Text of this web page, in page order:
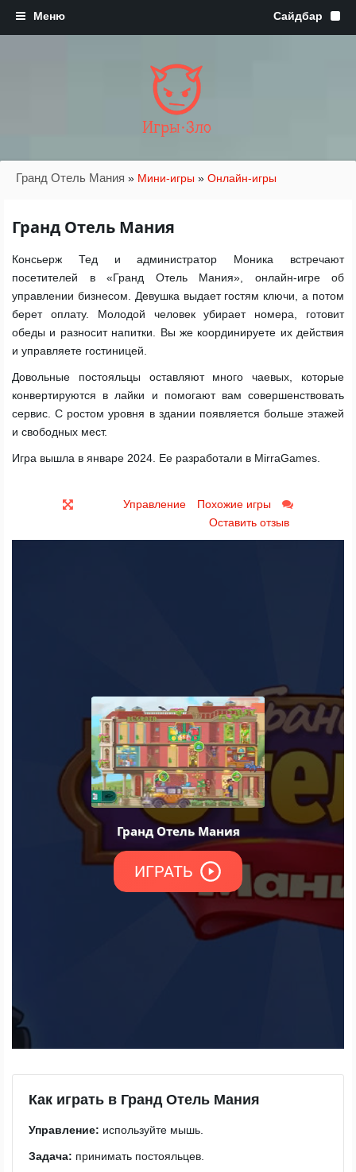
Игры·Зло
Гранд Отель Мания » Мини-игры » Онлайн-игры
Гранд Отель Мания
Консьерж Тед и администратор Моника встречают
посетителей в «Гранд Отель Мания», онлайн-игре об
управлении бизнесом. Девушка выдает гостям ключи, а потом
берет оплату. Молодой человек убирает номера, готовит
обеды и разносит напитки. Вы же координируете их действия
и управляете гостиницей.
Довольные постояльцы оставляют много чаевых, которые
конвертируются в лайки и помогают вам совершенствовать
сервис. С ростом уровня в здании появляется больше этажей
и свободных мест.
Игра вышла в январе 2024. Ее разработали в MirraGames.
Управление
Похожие игры
Оставить отзыв
Как играть в Гранд Отель Мания
Управление: используйте мышь.
Задача: принимать постояльцев.